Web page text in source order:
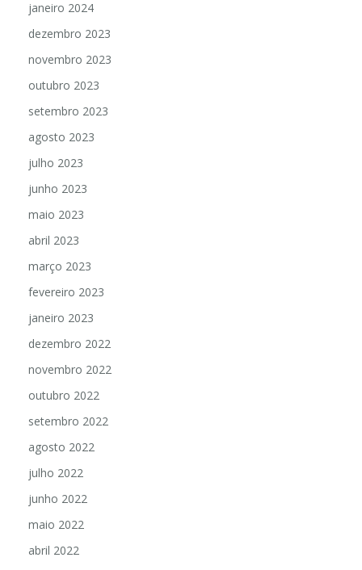
janeiro 2024
dezembro 2023
novembro 2023
outubro 2023
setembro 2023
agosto 2023
julho 2023
junho 2023
maio 2023
abril 2023
março 2023
fevereiro 2023
janeiro 2023
dezembro 2022
novembro 2022
outubro 2022
setembro 2022
agosto 2022
julho 2022
junho 2022
maio 2022
abril 2022